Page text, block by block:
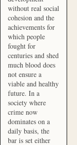
without real social
cohesion and the
achievements for
which people
fought for
centuries and shed
much blood does
not ensure a
viable and healthy
future. In a
society where
crime now
dominates on a
daily basis, the
bar is set either